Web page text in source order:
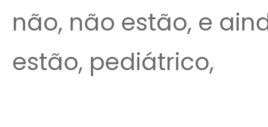
não, não estão, e
estão, pediátrico,